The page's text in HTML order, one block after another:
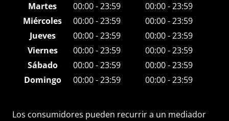
Martes
00:00 - 23:59
00:00 - 23:59
Miércoles
00:00 - 23:59
00:00 - 23:59
Jueves
00:00 - 23:59
00:00 - 23:59
Viernes
00:00 - 23:59
00:00 - 23:59
Sábado
00:00 - 23:59
00:00 - 23:59
Domingo
00:00 - 23:59 00:00 - 23:59
Los consumidores pueden recurrir a un mediador